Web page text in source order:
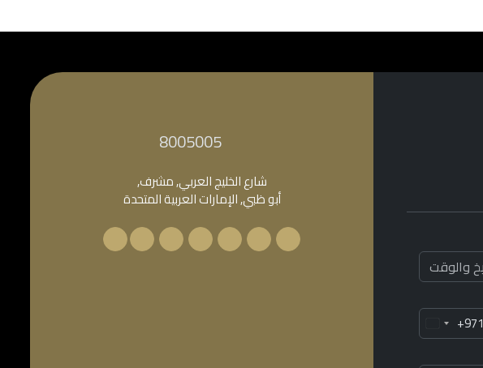
+971
‎8005005‎
شارع الخليج العربي, مشرف,
أبو ظبي, الإمارات العربية المتحدة